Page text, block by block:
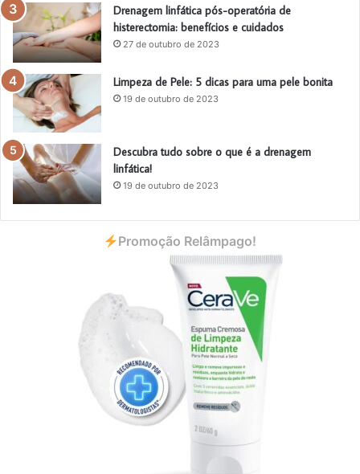
Drenagem linfática pós-operatória de
histerectomia: benefícios e cuidados
27 de outubro de 2023
Limpeza de Pele: 5 dicas para uma pele bonita
19 de outubro de 2023
Descubra tudo sobre o que é a drenagem
linfática!
19 de outubro de 2023
Promoção Relâmpago!